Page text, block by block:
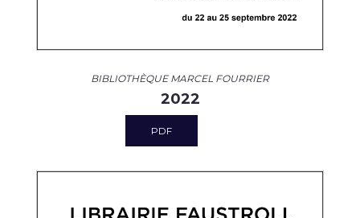
BIBLIOTHÈQUE MARCEL FOURRIER
2022
PDF